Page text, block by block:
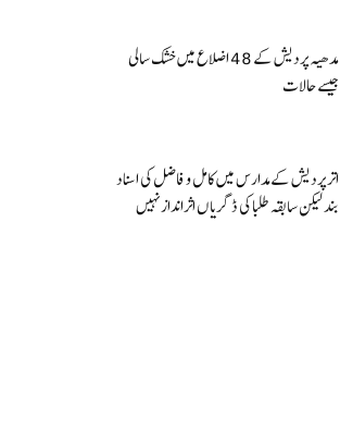
مدھیہ پردیش کے 48 اضلاع میں خشک سالی
جیسے حالات
اتر پردیش کےمدارس میں کامل و فاضل کی اسناد
بند لیکن سابقہ طلبا کی ڈگریا ں اثرانداز نہیں